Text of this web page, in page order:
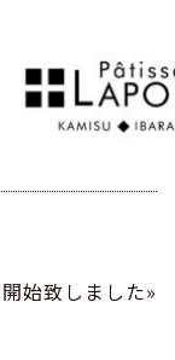
始致しました»